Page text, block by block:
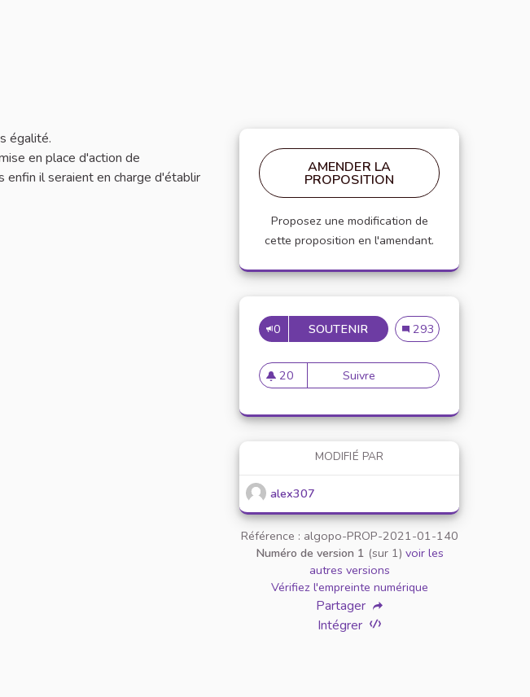
égalité.
en place d'action de
il seraient en charge d'établir
AMENDER LA
PROPOSITION
Proposez une modification de
cette proposition en l'amendant.
0 SOUTENIR MISE EN PLACE DE
Mise en place de
293
20
20 abonnés
Suivre Mise en place de référents
MODIFIÉ PAR
alex307
Référence : algopo-PROP-2021-01-140
Numéro de version 1 (sur 1) voir les
autres versions
Vérifiez l'empreinte numérique
Partager
Intégrer